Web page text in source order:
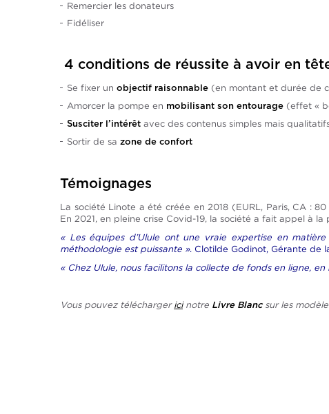
Remercier les donateurs
Fidéliser
4 conditions de réussite à avoir en
Se fixer un objectif raisonnable (en montant et durée de
Amorcer la pompe en mobilisant son entourage (effet «
Susciter l’intérêt avec des contenus simples mais
Sortir de sa zone de confort
Témoignages
La société Linote a été créée en 2018 (EURL, Paris, CA :
En 2021, en pleine crise Covid-19, la société a fait appel à
« Les équipes d’Ulule ont une vraie expertise en
méthodologie est puissante ». Clotilde Godinot, Gérante de
« Chez Ulule, nous facilitons la collecte de fonds en ligne,
Vous pouvez télécharger icinotre Livre Blancsur les